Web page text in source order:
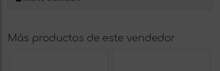
Más productos de este vendedor